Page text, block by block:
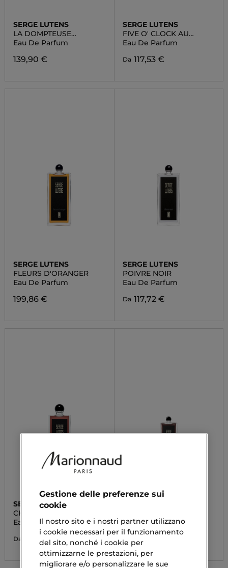
SERGE LUTENS
LA DOMPTEUSE
ENCAGÉE
Eau De Parfum
139,90 €
SERGE LUTENS
FIVE O' CLOCK AU
GINGEMBRE
Eau De Parfum
Da 117,53 €
SERGE LUTENS
FLEURS D'ORANGER
Eau De Parfum
199,86 €
SERGE LUTENS
POIVRE NOIR
Eau De Parfum
Da 117,72 €
SERGE LUTENS
CHERGUI
Eau De Parfum
Da 134,54 €
Eau De Parfum
240,00 €
Gestione delle preferenze sui
cookie
Il nostro sito e i nostri partner utilizzano
i cookie necessari per il funzionamento
del sito, nonché i cookie per
ottimizzarne le prestazioni, per
migliorare e/o personalizzare le sue